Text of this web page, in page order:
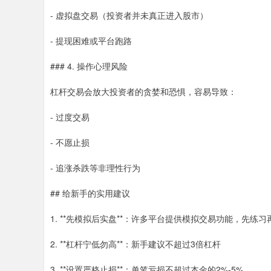
- 虚拟盘交易（投资者并未真正进入股市）
- 提现困难或平台跑路
### 4. 操作心理风险
杠杆交易会放大投资者的贪婪和恐惧，容易导致：
- 过度交易
- 不愿止损
- 追涨杀跌等非理性行为
## 给新手的实用建议
1. **先模拟后实盘**：许多平台提供模拟交易功能，先练习
2. **杠杆宁低勿高**：新手建议不超过3倍杠杆